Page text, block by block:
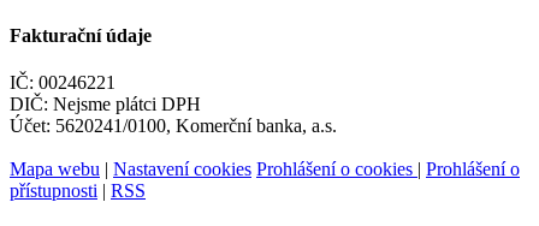
Fakturační údaje
IČ: 00246221
DIČ: Nejsme plátci DPH
Účet: 5620241/0100, Komerční banka, a.s.
Mapa webu | Nastavení cookies Prohlášení o cookies | Prohlášení o
přístupnosti | RSS